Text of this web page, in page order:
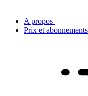
A propos
Prix et abonnements